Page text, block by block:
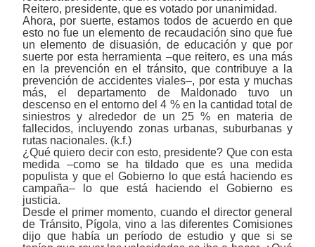
Reitero, presidente, que es votado por unanimidad.
Ahora, por suerte, estamos todos de acuerdo en que
esto no fue un elemento de recaudación sino que fue
un elemento de disuasión, de educación y que por
suerte por esta herramienta ‒que reitero, es una más
en la prevención en el tránsito, que contribuye a la
prevención de accidentes viales‒, por esta y muchas
más, el departamento de Maldonado tuvo un
descenso en el entorno del 4 % en la cantidad total de
siniestros y alrededor de un 25 % en materia de
fallecidos, incluyendo zonas urbanas, suburbanas y
rutas nacionales. (k.f.)
¿Qué quiero decir con esto, presidente? Que con esta
medida ‒como se ha tildado que es una medida
populista y que el Gobierno lo que está haciendo es
campaña‒ lo que está haciendo el Gobierno es
justicia.
Desde el primer momento, cuando el director general
de Tránsito, Pígola, vino a las diferentes Comisiones
dijo que había un período de estudio y que si se